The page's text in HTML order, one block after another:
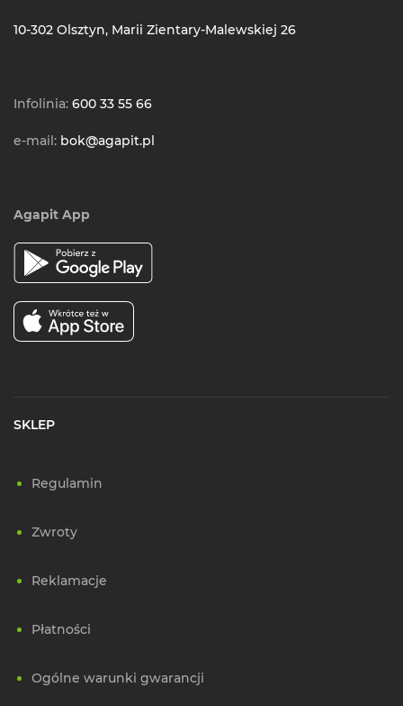
10-302 Olsztyn, Marii Zientary-Malewskiej 26
Infolinia: 600 33 55 66
e-mail: bok@agapit.pl
Agapit App
SKLEP
Regulamin
Zwroty
Reklamacje
Płatności
Ogólne warunki gwarancji